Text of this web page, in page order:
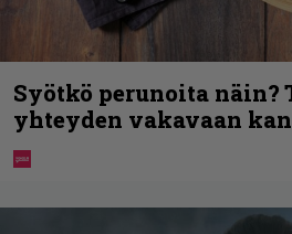
Syötkö perunoita
yhteyden vakavaan